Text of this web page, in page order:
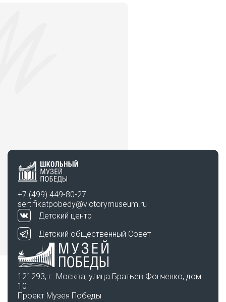
+7 (499) 449-80-27
sertifikatpobedy@victorymuseum.ru
Детский центр
Детский общественный Совет
121293, г. Москва, улица Братьев Фонченко, дом
10
Проект Музея Победы